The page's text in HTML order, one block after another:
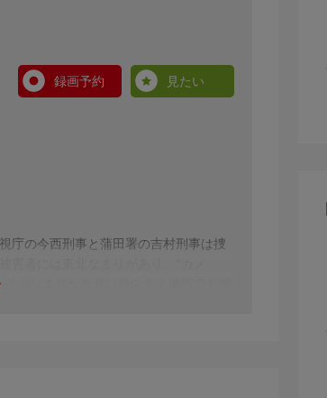
録画予約
見たい
庁の今西刑事と蒲田署の吉村刑事は捜
のなまりが東北以外のある地域でも聞